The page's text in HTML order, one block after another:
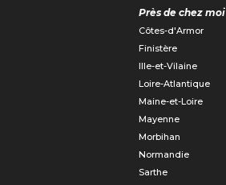
Près de chez moi
Côtes-d'Armor
Finistère
Ille-et-Vilaine
Loire-Atlantique
Maine-et-Loire
Mayenne
Morbihan
Normandie
Sarthe